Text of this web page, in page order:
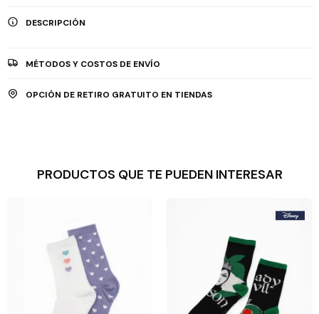
DESCRIPCIÓN
MÉTODOS Y COSTOS DE ENVÍO
OPCIÓN DE RETIRO GRATUITO EN TIENDAS
PRODUCTOS QUE TE PUEDEN INTERESAR